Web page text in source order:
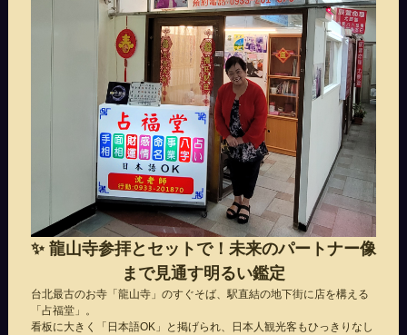
✨ 龍山寺参拝とセットで！未来のパートナー像
まで見通す明るい鑑定
台北最古のお寺「龍山寺」のすぐそば、駅直結の地下街に店を構える
「占福堂」。
看板に大きく「日本語OK」と掲げられ、日本人観光客もひっきりなし